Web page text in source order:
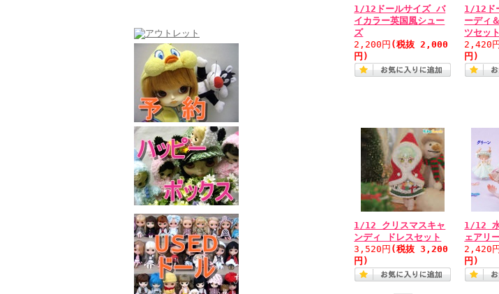
1/12ドールサイズ バ
イカラー英国風シュー
ズ
2,200円 (税抜 2,000
円)
1/12ド
ーディ
ツセット
2,420円
円)
1/12 クリスマスキャ
ンディ ドレスセット
3,520円 (税抜 3,200
円)
1/12 水
ェアリ
2,420円
円)